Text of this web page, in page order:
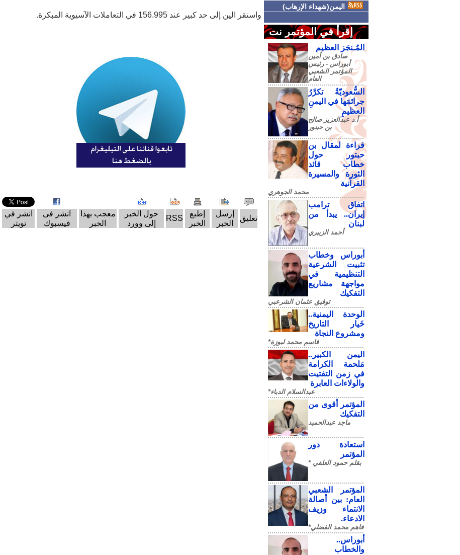
اليمن(شهداء الإرهاب)
إقرأ في المؤتمر نت
المُـنجَز العظيم
صادق‮ ‬بن‮ ‬أمين‮
‬أبوراس - رئيس‮
‬المؤتمر‮ ‬الشعبي‮
‬العام
السُّعوديّةُ تكرِّرُ
جرائمَها في اليمنِ
العظيمِ
أ.د عبدالعزيز صالح
بن حبتور
قراءة لمقال بن
حبتور حول
خطاب قائد
الثورة والمسيرة
القرآنية
محمد الجوهري
اتفاق ترامب
إيران.. يبدأ من
لبنان
أحمد الزبيري
أبوراس وخطاب
تثبيت الشرعية
التنظيمية في
مواجهة مشاريع
التفكيك
توفيق عثمان الشرعبي
الوحدة اليمنية..
خَيار التاريخ
ومشروع النجاة
قاسم محمد لبوزة*
​اليمن الكبير..
مَلحمة الكرامة
في زمن التفتيت
والولاءات العابرة
عبدالسلام الدباء*
المؤتمر أقوى من
التفكيك
ماجد عبدالحميد
استعادة دور
المؤتمر
بقلم حمود العلفي *
المؤتمر الشعبي
العام: بين أصالة
الانتماء وزيف
الادعاء.
فاهم محمد الفضلي*
أبوراس..
والخطاب
واستقر الين إلى حد كبير عند 156.995 في التعاملات الآسيوية المبكرة.
تعليق
إرسل
الخبر
إطبع
الخبر
RSS
حول الخبر
إلى وورد
معجب بهذا
الخبر
انشر في
فيسبوك
انشر في
تويتر